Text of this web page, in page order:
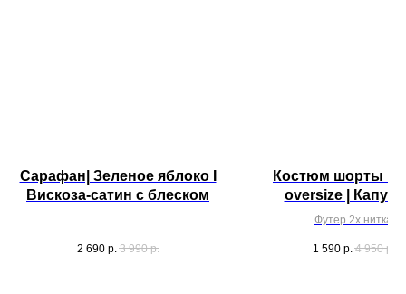
Сарафан| Зеленое яблоко I
Вискоза-сатин с блеском
2 690 р. 3 990 р.
Костюм шорты и
oversize |
Футер 2х нитка
1 590 р. 4 950 р.